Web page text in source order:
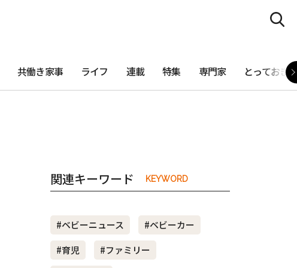
共働き家事 ライフ 連載 特集 専門家 とっておき
関連キーワード KEYWORD
#ベビーニュース
#ベビーカー
#育児
#ファミリー